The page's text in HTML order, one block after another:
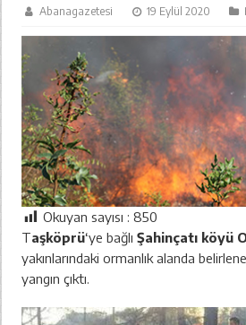
Abanagazetesi 19 Eylül 2020
Okuyan sayısı :850
Taşköprü‘ye bağlıŞahinçatı köyü
yakınlarındaki ormanlık alanda
yangın çıktı.